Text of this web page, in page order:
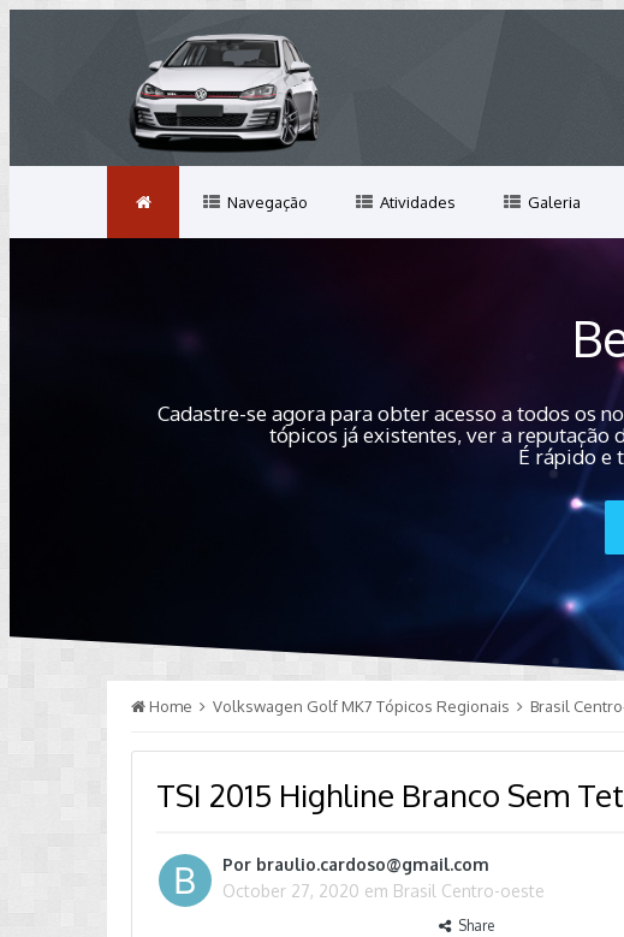
Navegação Atividades Galeria
Cadastre-se agora para obter acesso a todos os
tópicos já existentes, ver a
É rápido e
Home Volkswagen Golf MK7 Tópicos Regionais Brasil
TSI 2015 Highline Branco Sem
Por braulio.cardoso@gmail.com
October 27, 2020 em Brasil Centro-oeste
Share